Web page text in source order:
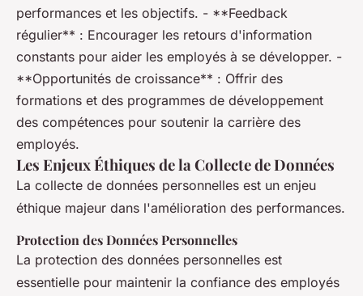
performances et les objectifs. - **Feedback
régulier** : Encourager les retours d'information
constants pour aider les employés à se développer. -
**Opportunités de croissance** : Offrir des
formations et des programmes de développement
des compétences pour soutenir la carrière des
employés.
Les Enjeux Éthiques de la Collecte de Données
La collecte de données personnelles est un enjeu
éthique majeur dans l'amélioration des performances.
Protection des Données Personnelles
La protection des données personnelles est
essentielle pour maintenir la confiance des employés